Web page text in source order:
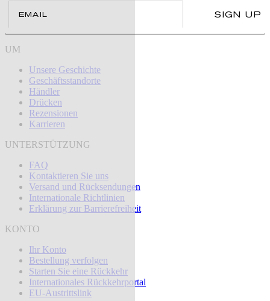
SIGN UP
UM
Unsere Geschichte
Geschäftsstandorte
Händler
Drücken
Rezensionen
Karrieren
UNTERSTÜTZUNG
FAQ
Kontaktieren Sie uns
Versand und Rücksendungen
Internationale Richtlinien
Erklärung zur Barrierefreiheit
KONTO
Ihr Konto
Bestellung verfolgen
Starten Sie eine Rückkehr
Internationales Rückkehrportal
EU-Austrittslink